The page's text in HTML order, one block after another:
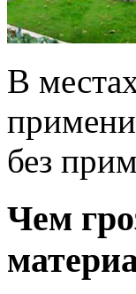
В
без
Чем